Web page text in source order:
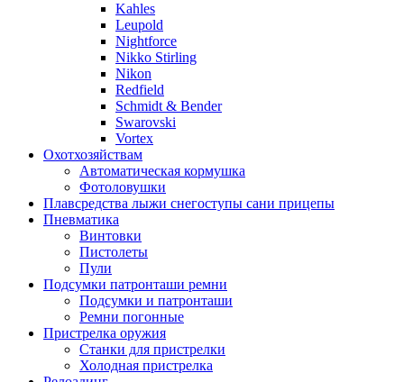
Kahles
Leupold
Nightforce
Nikko Stirling
Nikon
Redfield
Schmidt & Bender
Swarovski
Vortex
Охотхозяйствам
Автоматическая кормушка
Фотоловушки
Плавсредства лыжи снегоступы сани прицепы
Пневматика
Винтовки
Пистолеты
Пули
Подсумки патронташи ремни
Подсумки и патронташи
Ремни погонные
Пристрелка оружия
Станки для пристрелки
Холодная пристрелка